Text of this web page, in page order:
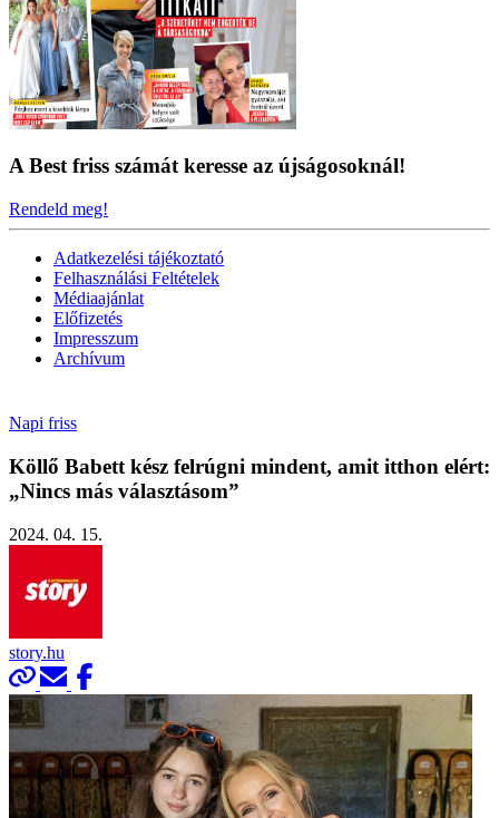
A Best friss számát keresse az újságosoknál!
Rendeld meg!
Adatkezelési tájékoztató
Felhasználási Feltételek
Médiaajánlat
Előfizetés
Impresszum
Archívum
Napi friss
Köllő Babett kész felrúgni mindent, amit itthon elért:
„Nincs más választásom”
2024. 04. 15.
story.hu